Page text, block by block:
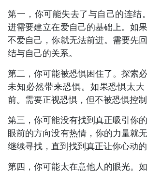
第一，你可能失去了与自己的连结
进需要建立在爱自己的基础上。如
不爱自己，你就无法前进。需要先
结与自己的关系。
第二，你可能被恐惧困住了。探索
未知必然带来恐惧。如果恐惧太
前。需要正视恐惧，但不被恐惧控制
第三，你可能没有找到真正吸引你
眼前的方向没有热情，你的力量就
继续寻找，直到找到真正让你心动的
第四，你可能太在意他人的眼光。